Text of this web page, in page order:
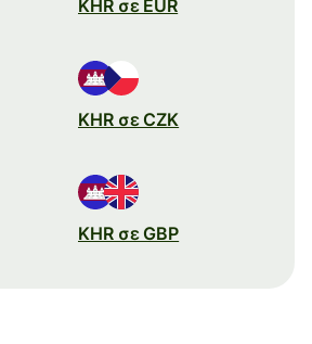
KHR σε EUR
KHR σε CZK
KHR σε GBP